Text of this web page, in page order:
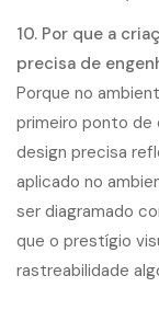
10. Por que a
precisa de
Porque no
primeiro ponto de
design precisa
aplicado no
ser diagramado
que o prestígio
rastreabilidade